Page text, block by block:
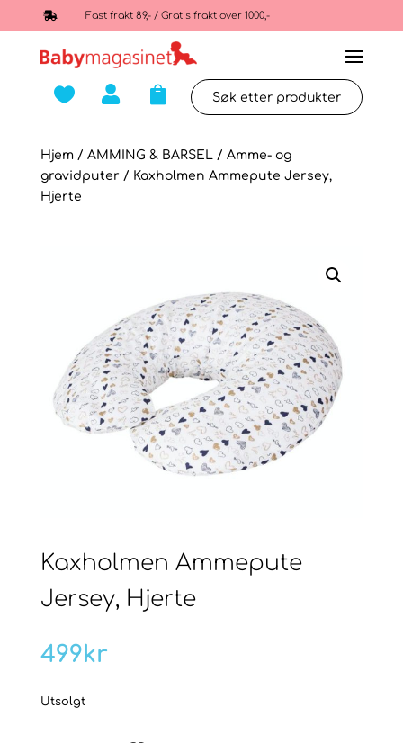
 Fast frakt 89,- / Gratis frakt over 1000,-
  
Hjem/ AMMING & BARSEL/ Amme- og
gravidputer / Kaxholmen Ammepute Jersey,
Hjerte
Kaxholmen Ammepute
Jersey, Hjerte
499kr
Utsolgt